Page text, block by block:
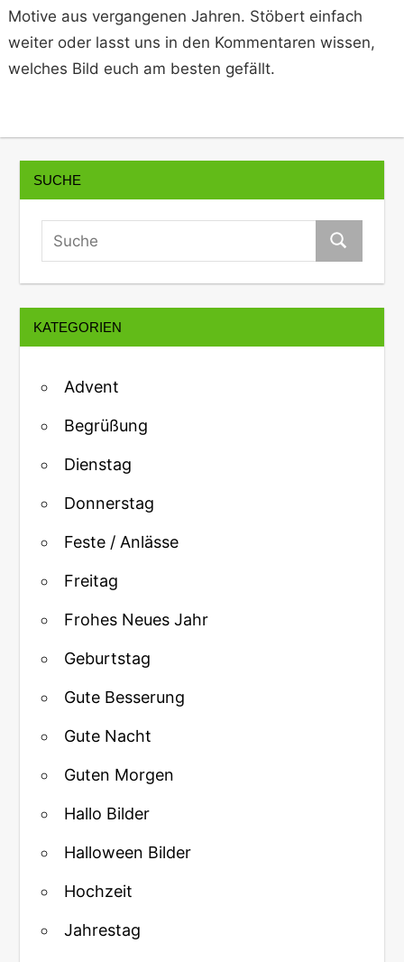
Motive aus vergangenen Jahren. Stöbert einfach
weiter oder lasst uns in den Kommentaren wissen,
welches Bild euch am besten gefällt.
SUCHE
KATEGORIEN
Advent
Begrüßung
Dienstag
Donnerstag
Feste / Anlässe
Freitag
Frohes Neues Jahr
Geburtstag
Gute Besserung
Gute Nacht
Guten Morgen
Hallo Bilder
Halloween Bilder
Hochzeit
Jahrestag